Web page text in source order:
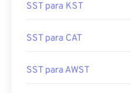
SST para KST
SST para CAT
SST para AWST